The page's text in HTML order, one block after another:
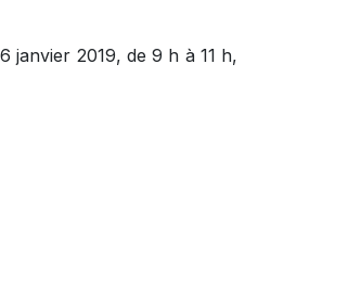
janvier 2019, de 9 h à 11 h,